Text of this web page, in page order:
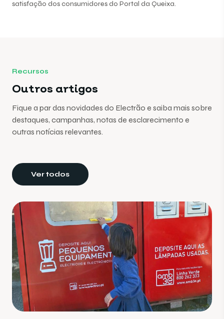
satisfação dos consumidores do Portal da Queixa.
Recursos
Outros artigos
Fique a par das novidades do Electrão e saiba mais sobre
destaques, campanhas, notas de esclarecimento e
outras notícias relevantes.
Ver todos